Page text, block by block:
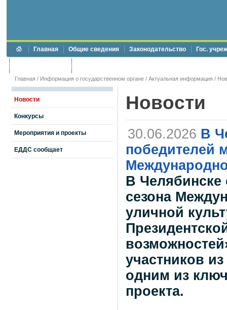
Главная Общие сведения Законодательство Гос.
Главная / Информация о государственном органе / Актуальная информация /
Новости
Конкурсы
Мероприятия и проекты
ЕДДС сообщает
Новости
30.06.2026 В
победителей
​​​​​​​В Челябинске
сезона
уличной
участников
одним из
проекта.